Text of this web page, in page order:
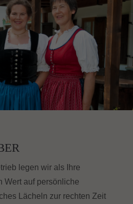
legen wir als Ihre
Wert auf persönliche
Lächeln zur rechten Zeit